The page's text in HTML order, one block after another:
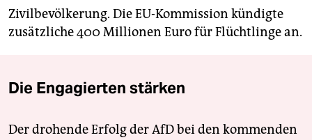
Zivilbevölkerung. Die EU-Kommission kündigte
zusätzliche 400 Millionen Euro für Flüchtlinge an.
Die Engagierten stärken
Der drohende Erfolg der AfD bei den kommenden